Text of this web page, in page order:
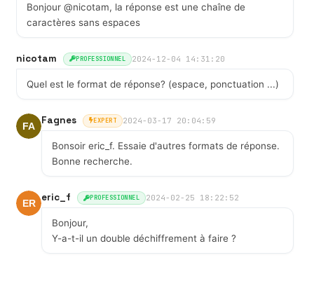
Bonjour @nicotam, la réponse est une chaîne de
caractères sans espaces
nicotam PROFESSIONNEL 2024-12-04 14:31:20
Quel est le format de réponse? (espace, ponctuation ...)
Fagnes EXPERT 2024-03-17 20:04:59
Bonsoir eric_f. Essaie d'autres formats de réponse.
Bonne recherche.
eric_f PROFESSIONNEL 2024-02-25 18:22:52
Bonjour,
Y-a-t-il un double déchiffrement à faire ?